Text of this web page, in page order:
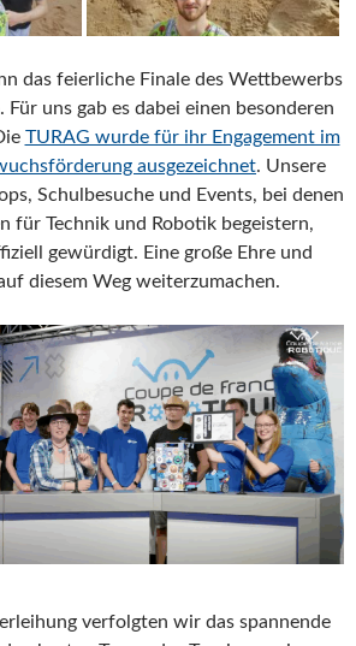
das feierliche Finale des Wettbewerbs
Für uns gab es dabei einen besonderen
TURAG wurde für ihr Engagement im
ausgezeichnet. Unsere
Schulbesuche und Events, bei denen
für Technik und Robotik begeistern,
gewürdigt. Eine große Ehre und
diesem Weg weiterzumachen.
verfolgten wir das spannende